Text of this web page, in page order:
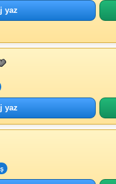
yaz
yaz